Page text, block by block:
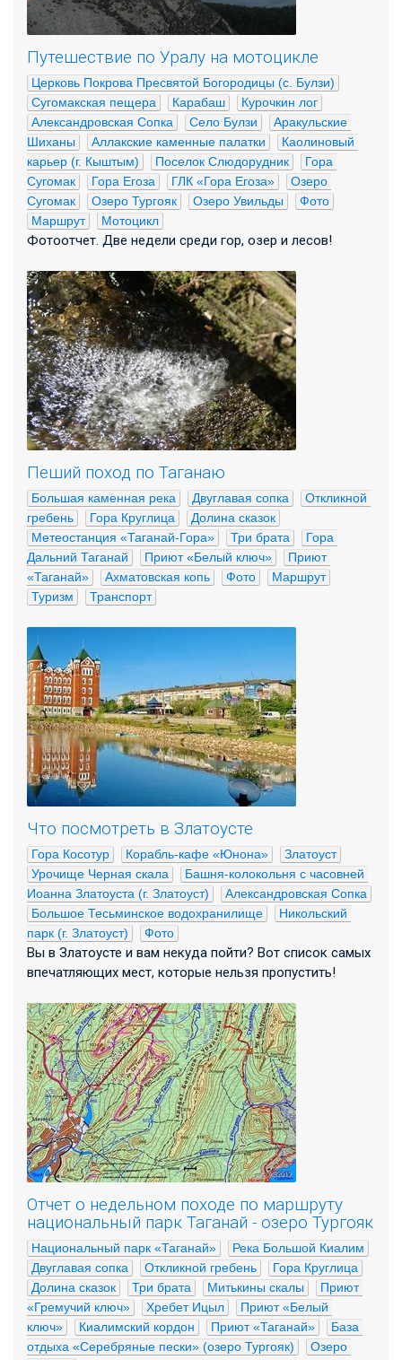
Путешествие по Уралу на мотоцикле
Церковь Покрова Пресвятой Богородицы (с. Булзи)
Сугомакская пещера
Карабаш
Курочкин лог
Александровская Сопка
Село Булзи
Аракульские
Шиханы
Аллакские каменные палатки
Каолиновый
карьер (г. Кыштым)
Поселок Слюдорудник
Гора
Сугомак
Гора Егоза ГЛК «Гора Егоза»
Озеро
Сугомак
Озеро Тургояк Озеро Увильды
Фото
Маршрут
Мотоцикл
Фотоотчет. Две недели среди гор, озер и лесов!
Пеший поход по Таганаю
Большая каменная река Двуглавая сопка
Откликной
гребень
Гора Круглица
Долина сказок
Метеостанция «Таганай-Гора»
Три брата
Гора
Дальний Таганай
Приют «Белый ключ»
Приют
«Таганай»
Ахматовская копь Фото
Маршрут
Туризм
Транспорт
Что посмотреть в Златоусте
Гора Косотур Корабль-кафе «Юнона»
Златоуст
Урочище Черная скала
Башня-колокольня с часовней
Иоанна Златоуста (г. Златоуст)
Александровская Сопка
Большое Тесьминское водохранилище
Никольский
парк (г. Златоуст)
Фото
Вы в Златоусте и вам некуда пойти? Вот список самых
впечатляющих мест, которые нельзя пропустить!
Отчет о недельном походе по маршруту
национальный парк Таганай - озеро Тургояк
Национальный парк «Таганай»
Река Большой Киалим
Двуглавая сопка
Откликной гребень
Гора Круглица
Долина сказок
Три брата Митькины скалы
Приют
«Гремучий ключ»
Хребет Ицыл
Приют «Белый
ключ»
Киалимский кордон Приют «Таганай»
База
отдыха «Серебряные пески» (озеро Тургояк)
Озеро